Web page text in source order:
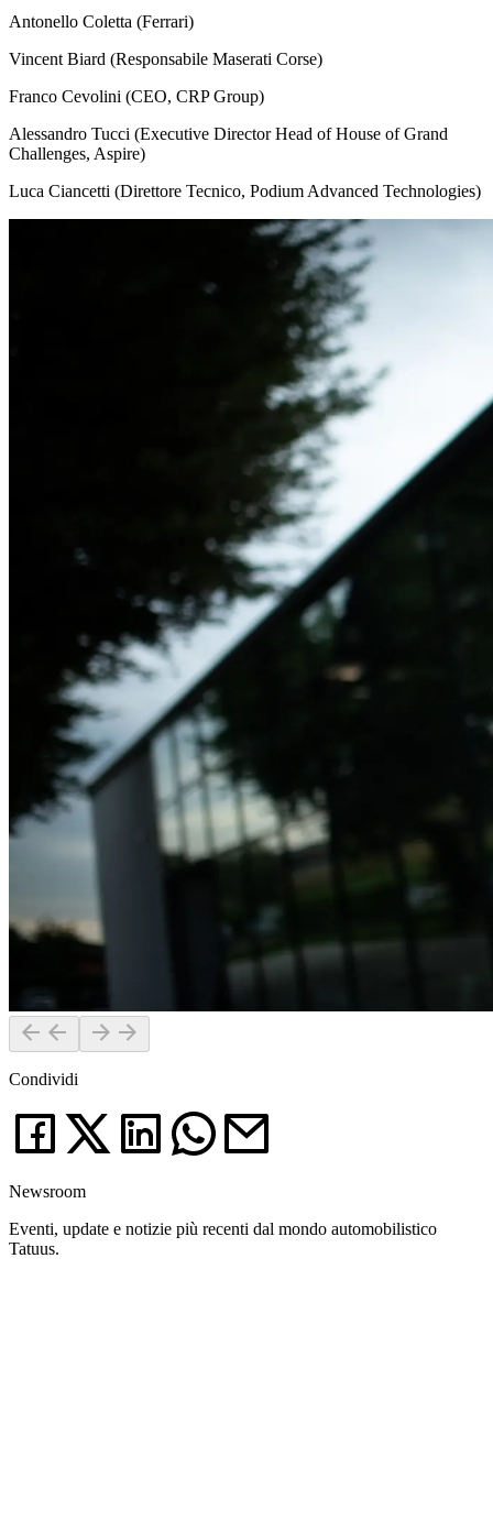
Antonello Coletta (Ferrari)
Vincent Biard (Responsabile Maserati Corse)
Franco Cevolini (CEO, CRP Group)
Alessandro Tucci (Executive Director Head of House of Grand
Challenges, Aspire)
Luca Ciancetti (Direttore Tecnico, Podium Advanced Technologies)
Condividi
Newsroom
Eventi, update e notizie più recenti dal mondo automobilistico
Tatuus.